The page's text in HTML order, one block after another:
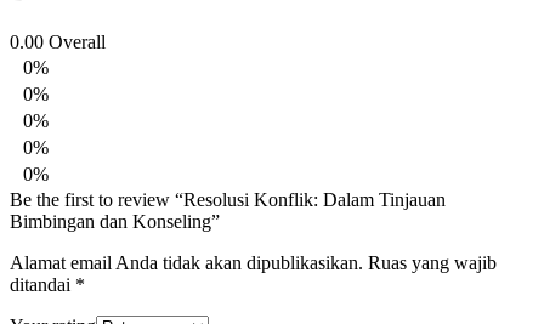
0.00 Overall
0%
0%
0%
0%
0%
Be the first to review “Resolusi Konflik: Dalam Tinjauan
Bimbingan dan Konseling”
Alamat email Anda tidak akan dipublikasikan. Ruas yang wajib
ditandai *